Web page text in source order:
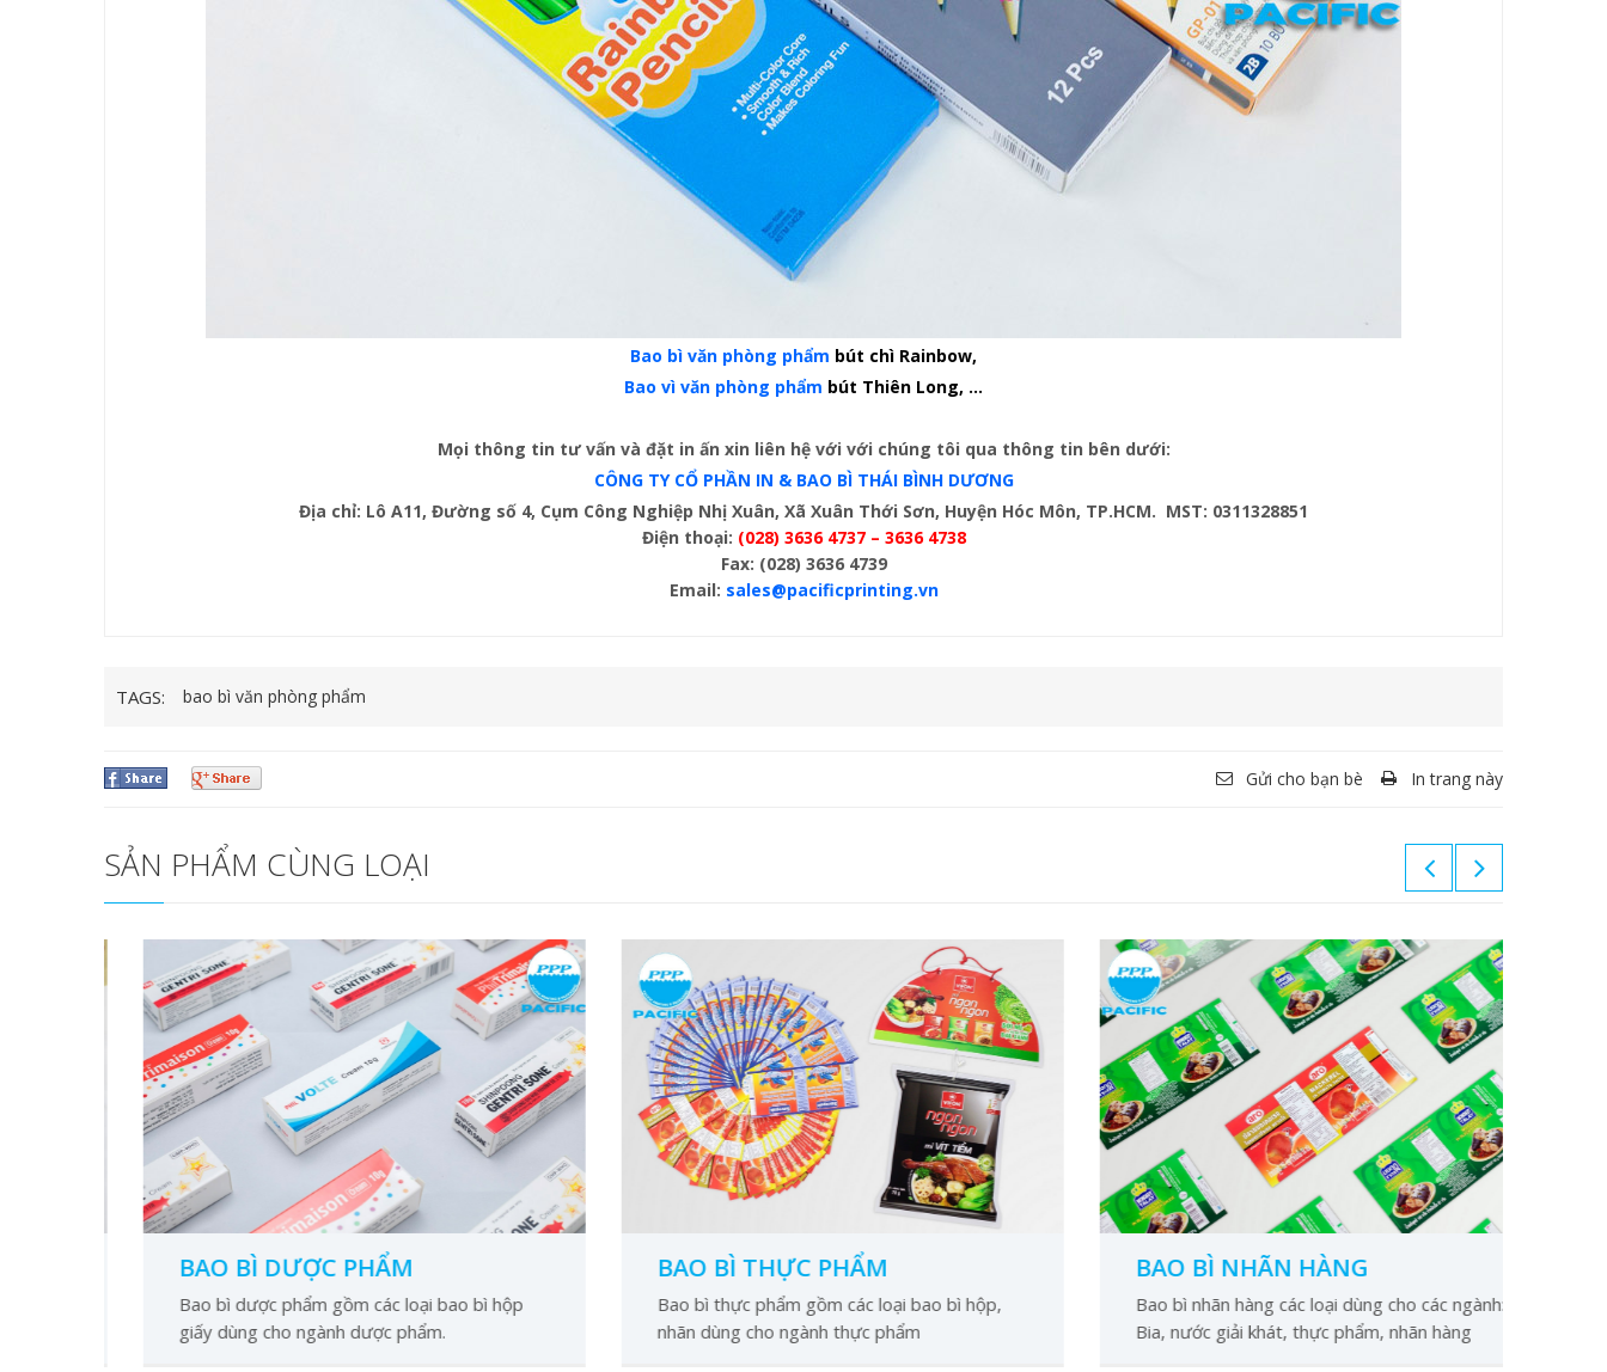
Bao bì văn phòng phẩm bút chì Rainbow,
Bao vì văn phòng phẩm bút Thiên Long, ...
Mọi thông tin tư vấn và đặt in ấn xin liên hệ với với chúng tôi qua thông tin bên dưới:
CÔNG TY CỔ PHẦN IN & BAO BÌ THÁI BÌNH DƯƠNG
Địa chỉ: Lô A11, Đường số 4, Cụm Công Nghiệp Nhị Xuân, Xã Xuân Thới Sơn, Huyện Hóc Môn, TP.HCM. MST: 0311328851
Điện thoại: (028) 3636 4737 – 3636 4738
Fax: (028) 3636 4739
Email: sales@pacificprinting.vn
TAGS: bao bì văn phòng phẩm
Gửi cho bạn bè In trang này
SẢN PHẨM CÙNG LOẠI
BAO BÌ DƯỢC PHẨM
Bao bì dược phẩm gồm các loại bao bì hộp
giấy dùng cho ngành dược phẩm.
BAO BÌ THỰC PHẨM
Bao bì thực phẩm gồm các loại bao bì hộp,
nhãn dùng cho ngành thực phẩm
BAO BÌ NHÃN HÀNG
Bao bì nhãn hàng các loại dùng cho các ngành:
Bia, nước giải khát, thực phẩm, nhãn hàng